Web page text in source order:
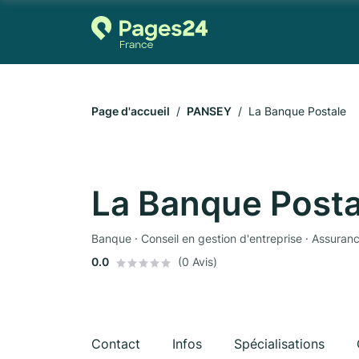
Page d'accueil PANSEY La Banque Postale
La Banque
Banque · Conseil en gestion d'entreprise ·
0.0
(0 Avis)
Contact Infos Spécialisations